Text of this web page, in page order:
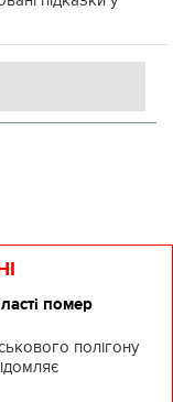
помер
полігону